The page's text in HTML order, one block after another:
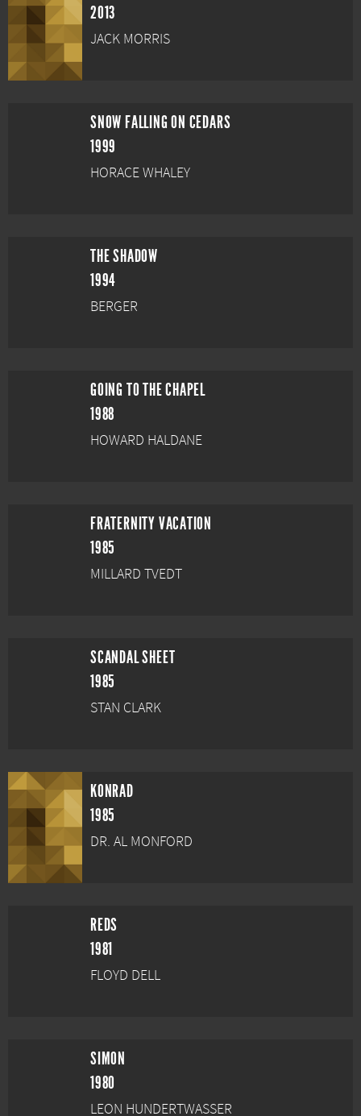
2013
JACK MORRIS
SNOW FALLING ON CEDARS
1999
HORACE WHALEY
THE SHADOW
1994
BERGER
GOING TO THE CHAPEL
1988
HOWARD HALDANE
FRATERNITY VACATION
1985
MILLARD TVEDT
SCANDAL SHEET
1985
STAN CLARK
KONRAD
1985
DR. AL MONFORD
REDS
1981
FLOYD DELL
SIMON
1980
LEON HUNDERTWASSER